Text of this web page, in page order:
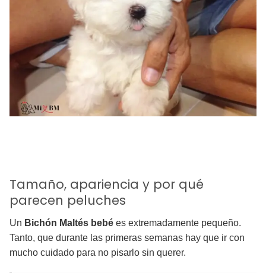
Tamaño, apariencia y por qué
parecen peluches
Un Bichón Maltés bebé es extremadamente pequeño.
Tanto, que durante las primeras semanas hay que ir con
mucho cuidado para no pisarlo sin querer.